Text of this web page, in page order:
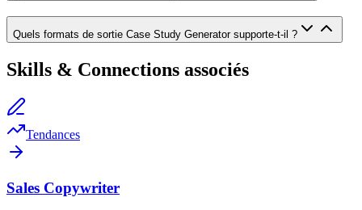
Quels formats de sortie Case Study Generator supporte-t-il ?
Skills & Connections associés
Tendances
Sales Copywriter